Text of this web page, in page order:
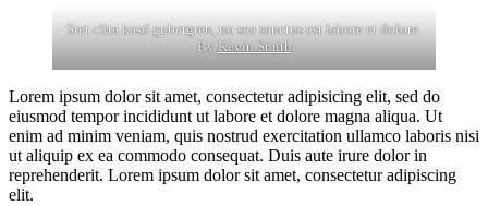
Stet clita kasd gubergren, no sea sanctus est labore et dolore.
ByKevin Smith
Lorem ipsum dolor sit amet, consectetur adipisicing elit, sed do
eiusmod tempor incididunt ut labore et dolore magna aliqua. Ut
enim ad minim veniam, quis nostrud exercitation ullamco laboris nisi
ut aliquip ex ea commodo consequat. Duis aute irure dolor in
reprehenderit. Lorem ipsum dolor sit amet, consectetur adipiscing
elit.